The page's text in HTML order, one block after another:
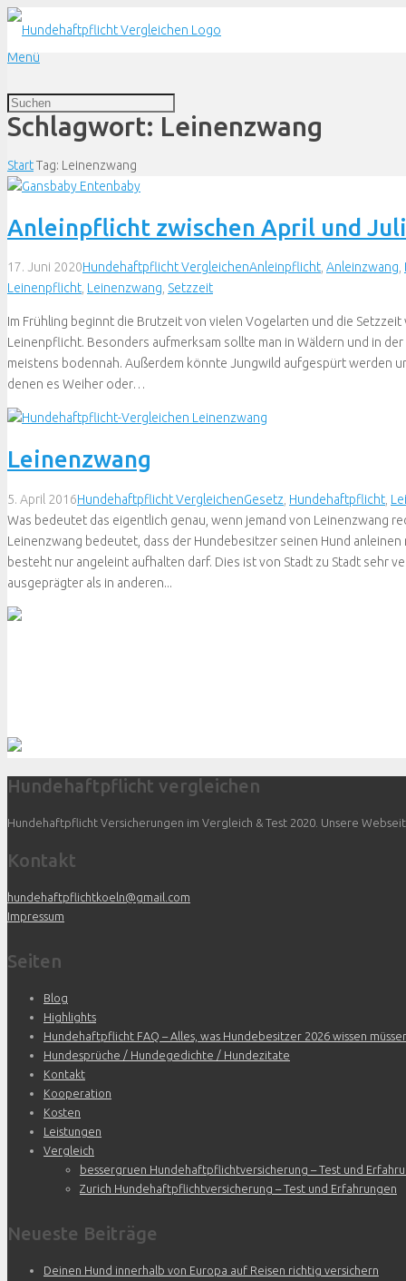
Menü
Schlagwort: Leinenzwang
StartTag: Leinenzwang
Anleinpflicht zwischen April und
17. Juni 2020Hundehaftpflicht VergleichenAnleinpflicht, Anleinzwang,
Leinenpflicht, Leinenzwang, Setzzeit
Im Frühling beginnt die Brutzeit von vielen Vogelarten und die
Leinenpflicht. Besonders aufmerksam sollte man in Wäldern und in
meistens bodennah. Außerdem könnte Jungwild aufgespürt werden
denen es Weiher oder…
Leinenzwang
5. April 2016Hundehaftpflicht VergleichenGesetz Hundehaftpflicht
Was bedeutet das eigentlich genau, wenn jemand von Leinenzwang
Leinenzwang bedeutet, dass der Hundebesitzer seinen Hund
besteht nur angeleint aufhalten darf. Dies ist von Stadt zu Stadt sehr
ausgeprägter als in anderen...
Hundehaftpflicht vergleichen
Hundehaftpflicht Versicherungen im Vergleich & Test 2020. Unsere
Kontakt
hundehaftpflichtkoeln@gmail.com
Impressum
Seiten
Blog
Highlights
Hundehaftpflicht FAQ – Alles, was Hundebesitzer 2026 wissen
Hundesprüche / Hundegedichte / Hundezitate
Kontakt
Kooperation
Kosten
Leistungen
Vergleich
bessergruen Hundehaftpflichtversicherung – Test und
Zurich Hundehaftpflichtversicherung – Test und Erfahrungen
Neueste Beiträge
Deinen Hund innerhalb von Europa auf Reisen richtig versichern